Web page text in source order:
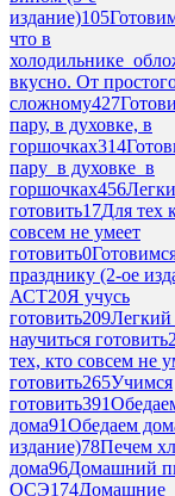
издание)105
что в
вкусно. От
сложному427
пару, в духовке, в
горшочках314
пару_в духовке_в
горшочках456
готовить17Для тех
совсем не умеет
готовить0
празднику (2-ое
АСТ20Я учусь
готовить209Легкий
научиться готовить
тех, кто совсем не
готовить265Учимся
готовить391
дома91Обедаем
издание)78Печем
дома96Домашний
ОСЭ174Домашние